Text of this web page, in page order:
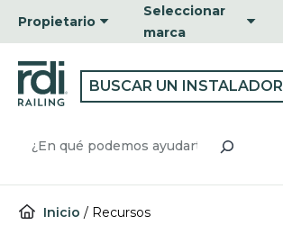
Propietario
Seleccionar
marca
BUSCAR UN INSTALADOR
Inicio / Recursos